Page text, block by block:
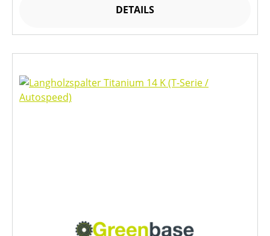
DETAILS